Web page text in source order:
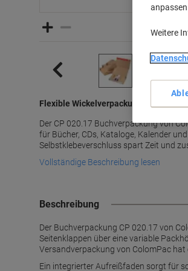
Flexible Wickelverpackung für Bücher
Der CP 020.17 Buchverpackung von
für Bücher, CDs, Kataloge, Kalender
Selbstklebeverschluss spart Zeit und
Vollständige Beschreibung lesen
Beschreibung
Der Buchverpackung CP 020.17 von
Seitenklappen über eine variable
Versandverpackung von ColomPac
Ein integrierter Aufreißfaden sorgt für
Weitere